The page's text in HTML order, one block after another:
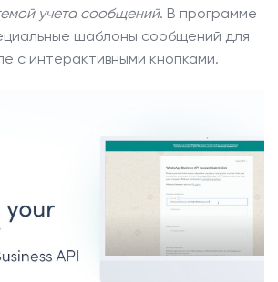
учета сообщений. В программе
шаблоны сообщений для
с интерактивными кнопками.